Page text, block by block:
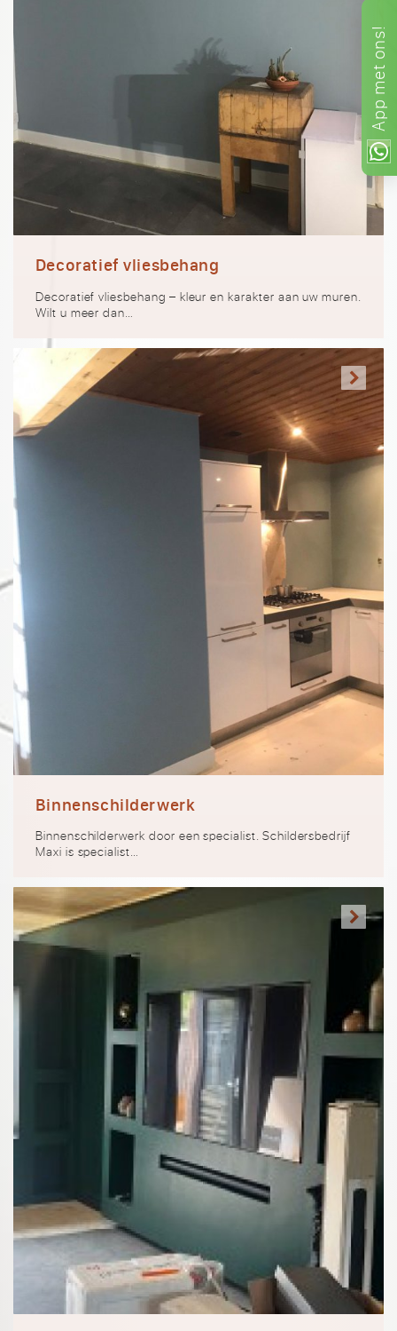
App
met
ons!
Decoratief vliesbehang
Decoratief vliesbehang – kleur en karakter aan uw muren.
Wilt u meer dan…
Binnenschilderwerk
Binnenschilderwerk door een specialist. Schildersbedrijf
Maxi is specialist…